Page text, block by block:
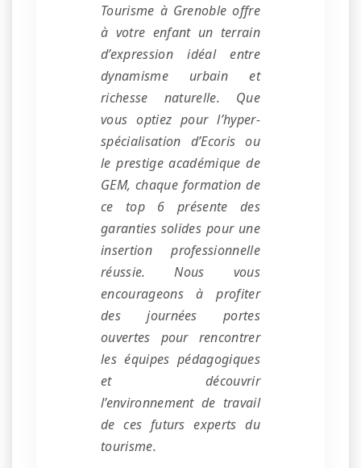
Tourisme à Grenoble offre
à votre enfant un terrain
d’expression idéal entre
dynamisme urbain et
richesse naturelle. Que
vous optiez pour l’hyper-
spécialisation d’Ecoris ou
le prestige académique de
GEM, chaque formation de
ce top 6 présente des
garanties solides pour une
insertion professionnelle
réussie. Nous vous
encourageons à profiter
des journées portes
ouvertes pour rencontrer
les équipes pédagogiques
et découvrir
l’environnement de travail
de ces futurs experts du
tourisme.